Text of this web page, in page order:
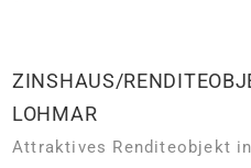
ZINSHAUS/
LOHMAR
Attraktives Renditeobjekt